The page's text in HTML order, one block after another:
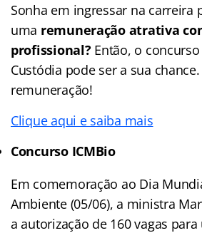
Sonha em ingressar na carreira
uma remuneração atrativa
profissional?Então, o concurso
Custódia pode ser a sua
remuneração!
Clique aqui e saiba mais
Concurso ICMBio
Em comemoração ao Dia
Ambiente (05/06), a ministra
a autorização de 160 vagas